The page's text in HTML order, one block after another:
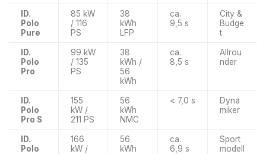
ID.
Polo
Pure
85 kW
/ 116
PS
38
kWh
LFP
ca.
9,5 s
City &
Budge
t
ID.
Polo
Pro
99 kW
/ 135
PS
38
kWh /
56
kWh
ca.
8,5 s
Allrou
nder
ID.
Polo
Pro S
155
kW /
211 PS
56
kWh
NMC
< 7,0 s
Dyna
miker
ID.
Polo
166
kW /
56
kWh
ca.
6,9 s
Sport
modell